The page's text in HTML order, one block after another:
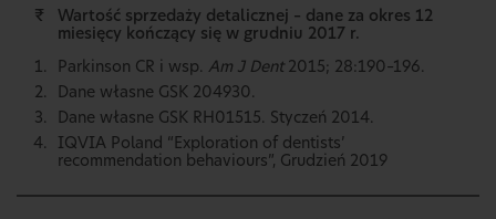
₹
Wartość sprzedaży detalicznej – dane za okres 12
miesięcy kończący się w grudniu 2017 r.
Parkinson CR i wsp. Am J Dent 2015; 28:190–196.
Dane własne GSK 204930.
Dane własne GSK RH01515. Styczeń 2014.
IQVIA Poland “Exploration of dentists’
recommendation behaviours”, Grudzień 2019